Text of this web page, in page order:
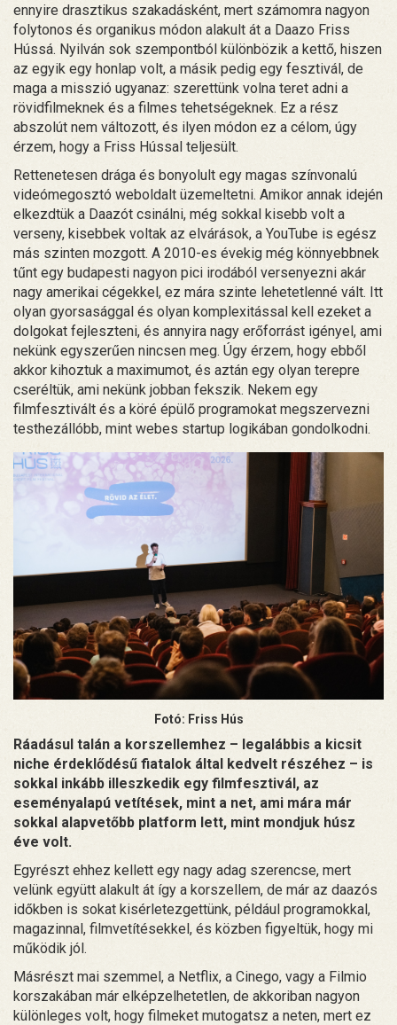
ennyire drasztikus szakadásként, mert számomra nagyon
folytonos és organikus módon alakult át a Daazo Friss
Hússá. Nyilván sok szempontból különbözik a kettő, hiszen
az egyik egy honlap volt, a másik pedig egy fesztivál, de
maga a misszió ugyanaz: szerettünk volna teret adni a
rövidfilmeknek és a filmes tehetségeknek. Ez a rész
abszolút nem változott, és ilyen módon ez a célom, úgy
érzem, hogy a Friss Hússal teljesült.
Rettenetesen drága és bonyolult egy magas színvonalú
videómegosztó weboldalt üzemeltetni. Amikor annak idején
elkezdtük a Daazót csinálni, még sokkal kisebb volt a
verseny, kisebbek voltak az elvárások, a YouTube is egész
más szinten mozgott. A 2010-es évekig még könnyebbnek
tűnt egy budapesti nagyon pici irodából versenyezni akár
nagy amerikai cégekkel, ez mára szinte lehetetlenné vált. Itt
olyan gyorsasággal és olyan komplexitással kell ezeket a
dolgokat fejleszteni, és annyira nagy erőforrást igényel, ami
nekünk egyszerűen nincsen meg. Úgy érzem, hogy ebből
akkor kihoztuk a maximumot, és aztán egy olyan terepre
cseréltük, ami nekünk jobban fekszik. Nekem egy
filmfesztivált és a köré épülő programokat megszervezni
testhezállóbb, mint webes startup logikában gondolkodni.
Fotó: Friss Hús
Ráadásul talán a korszellemhez – legalábbis a kicsit
niche érdeklődésű fiatalok által kedvelt részéhez – is
sokkal inkább illeszkedik egy filmfesztivál, az
eseményalapú vetítések, mint a net, ami mára már
sokkal alapvetőbb platform lett, mint mondjuk húsz
éve volt.
Egyrészt ehhez kellett egy nagy adag szerencse, mert
velünk együtt alakult át így a korszellem, de már az daazós
időkben is sokat kisérletezgettünk, például programokkal,
magazinnal, filmvetítésekkel, és közben figyeltük, hogy mi
működik jól.
Másrészt mai szemmel, a Netflix, a Cinego, vagy a Filmio
korszakában már elképzelhetetlen, de akkoriban nagyon
különleges volt, hogy filmeket mutogatsz a neten, mert ez